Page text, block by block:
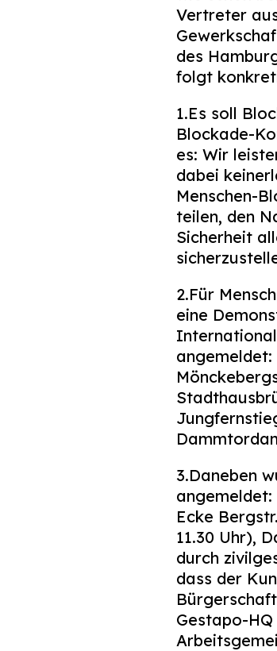
Vertreter
des
folgt
1.Es soll
Blockade-
es: Wir
dabei
Menschen-
teilen, den
Sicherheit
2.Für
eine
3.Daneben
Ecke
11.30 Uhr),
durch
dass der
Gestapo-